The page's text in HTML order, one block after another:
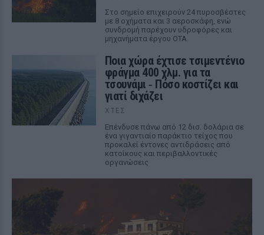
Στο σημείο επιχειρούν 24 πυροσβέστες
με 8 οχήματα και 3 αεροσκάφη, ενώ
συνδρομή παρέχουν υδροφόρες και
μηχανήματα έργου ΟΤΑ.
Ποια χώρα έχτισε τσιμεντένιο
φράγμα 400 χλμ. για τα
τσουνάμι ‑ Πόσο κοστίζει και
γιατί διχάζει
ΧΤΕΣ
Επένδυσε πάνω από 12 δισ. δολάρια σε
ένα γιγαντιαίο παράκτιο τείχος που
προκαλεί έντονες αντιδράσεις από
κατοίκους και περιβαλλοντικές
οργανώσεις